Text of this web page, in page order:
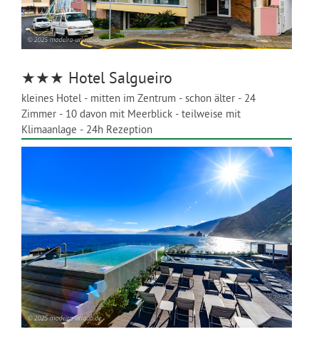
★★★ Hotel Salgueiro
kleines Hotel - mitten im Zentrum - schon älter - 24
Zimmer - 10 davon mit Meerblick - teilweise mit
Klimaanlage - 24h Rezeption